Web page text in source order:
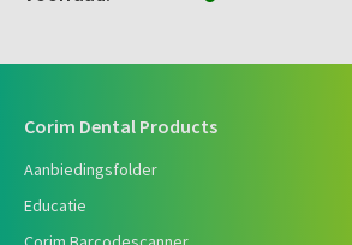
Corim Dental Products
Aanbiedingsfolder
Educatie